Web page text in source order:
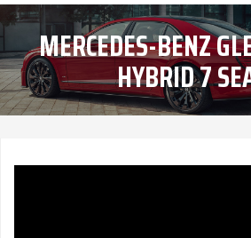
MERCEDES-BENZ
HYBRID 7